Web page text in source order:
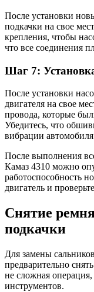
После установки
подкачки на свое
крепления, чтобы
что все соединения
Шаг 7:
После установки
двигателя на свое
провода, которые
Убедитесь, что
вибрации
После выполнения
Камаз 4310 можно
работоспособность
двигатель и
Снятие
подкачки
Для замены
предварительно
не сложная операция,
инструментов.